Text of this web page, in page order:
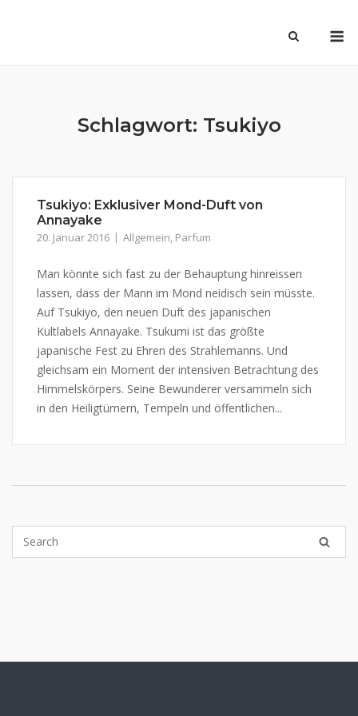
Schlagwort: Tsukiyo
Tsukiyo: Exklusiver Mond-Duft von
Annayake
20. Januar 2016 Allgemein, Parfum
Man könnte sich fast zu der Behauptung hinreissen
lassen, dass der Mann im Mond neidisch sein müsste.
Auf Tsukiyo, den neuen Duft des japanischen
Kultlabels Annayake. Tsukumi ist das größte
japanische Fest zu Ehren des Strahlemanns. Und
gleichsam ein Moment der intensiven Betrachtung des
Himmelskörpers. Seine Bewunderer versammeln sich
in den Heiligtümern, Tempeln und öffentlichen...